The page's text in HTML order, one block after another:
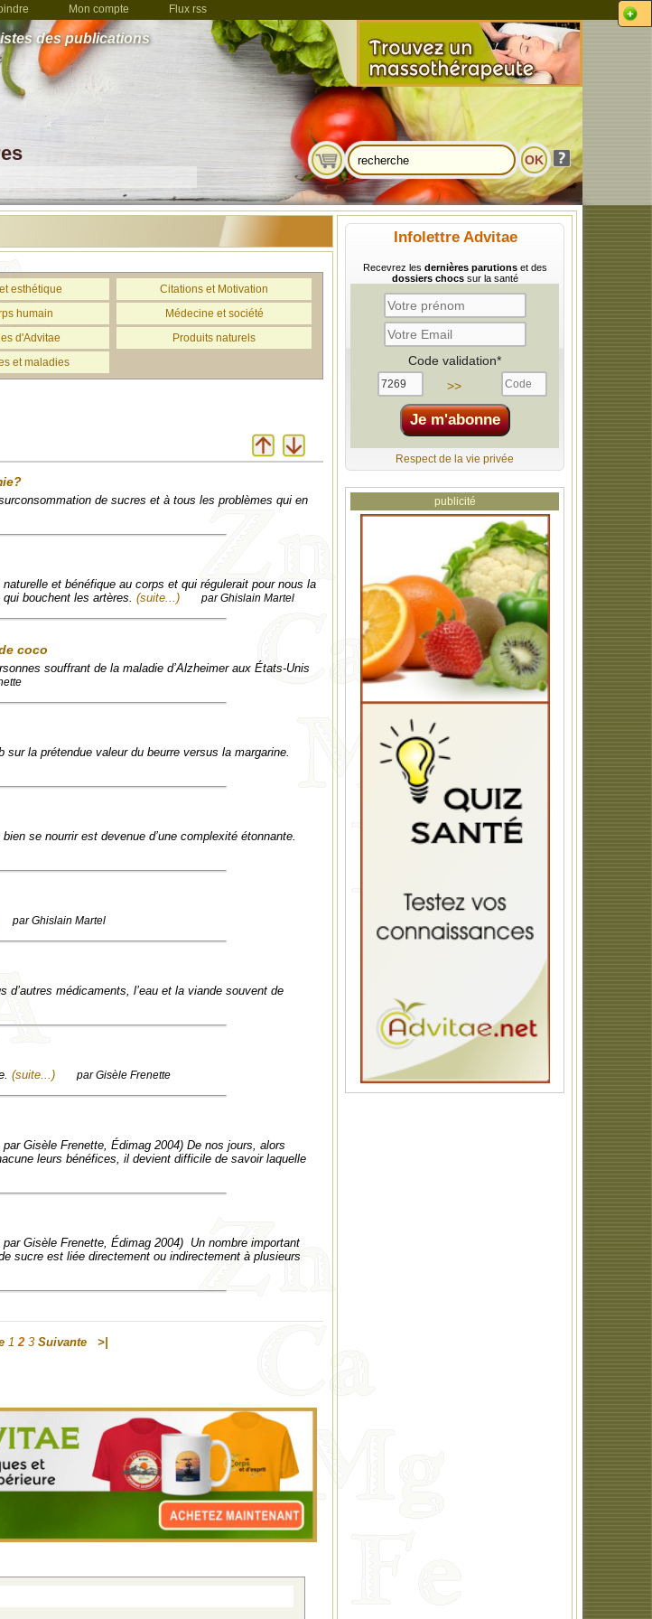
Mon compte Flux rss
des publications
Infolettre Advitae
Recevrez les dernières parutionset des
dossiers chocssur la santé
Code validation*
>>
Respect de la vie privée
publicité
esthétique
Citations et Motivation
humain
Médecine et société
d'Advitae
Produits naturels
et maladies
de sucres et à tous les problèmes qui en
et bénéfique au corps et qui régulerait pour nous la
bouchent les artères. (suite...) par Ghislain Martel
coco
souffrant de la maladie d’Alzheimer aux États-Unis
la prétendue valeur du beurre versus la margarine.
se nourrir est devenue d’une complexité étonnante.
par Ghislain Martel
d’autres médicaments, l’eau et la viande souvent de
(suite...) par Gisèle Frenette
Gisèle Frenette, Édimag 2004) De nos jours, alors
leurs bénéfices, il devient difficile de savoir laquelle
Gisèle Frenette, Édimag 2004) Un nombre important
sucre est liée directement ou indirectement à plusieurs
1 2 3 Suivante >|